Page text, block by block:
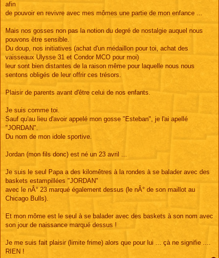
afin
de pouvoir en revivre avec mes mômes une partie de mon enfance ...
Mais nos gosses non pas la notion du degré de nostalgie auquel nous
pouvons être sensible.
Du doup, nos initiatives (achat d'un médaillon pour toi, achat des
vaisseaux Ulysse 31 et Condor MCO pour moi)
leur sont bien distantes de la raison même pour laquelle nous nous
sentons obligés de leur offrir ces trésors.
Plaisir de parents avant d'être celui de nos enfants.
Je suis comme toi.
Sauf qu'au lieu d'avoir appelé mon gosse "Esteban", je l'ai apellé
"JORDAN".
Du nom de mon idole sportive.
Jordan (mon fils donc) est né un 23 avril ...
Je suis le seul Papa a des kilomêtres à la rondes à se balader avec des
baskets estampillées "JORDAN"
avec le nÂ° 23 marqué également dessus (le nÂ° de son maillot au
Chicago Bulls).
Et mon môme est le seul à se balader avec des baskets à son nom avec
son jour de naissance marqué dessus !
Je me suis fait plaisir (limite frime) alors que pour lui ... çà ne signifie ....
RIEN !